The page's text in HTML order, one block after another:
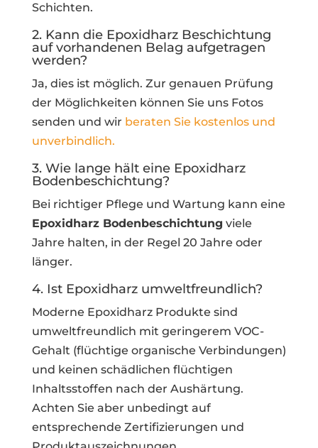
Schichten.
2. Kann die Epoxidharz Beschichtung
auf vorhandenen Belag aufgetragen
werden?
Ja, dies ist möglich. Zur genauen Prüfung
der Möglichkeiten können Sie uns Fotos
senden und wir beraten Sie kostenlos und
unverbindlich.
3. Wie lange hält eine Epoxidharz
Bodenbeschichtung?
Bei richtiger Pflege und Wartung kann eine
Epoxidharz Bodenbeschichtung viele
Jahre halten, in der Regel 20 Jahre oder
länger.
4. Ist Epoxidharz umweltfreundlich?
Moderne Epoxidharz Produkte sind
umweltfreundlich mit geringerem VOC-
Gehalt (flüchtige organische Verbindungen)
und keinen schädlichen flüchtigen
Inhaltsstoffen nach der Aushärtung.
Achten Sie aber unbedingt auf
entsprechende Zertifizierungen und